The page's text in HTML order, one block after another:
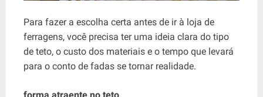
Para fazer a escolha certa antes de ir à loja de
ferragens, você precisa ter uma ideia clara do tipo
de teto, o custo dos materiais e o tempo que levará
para o conto de fadas se tornar realidade.